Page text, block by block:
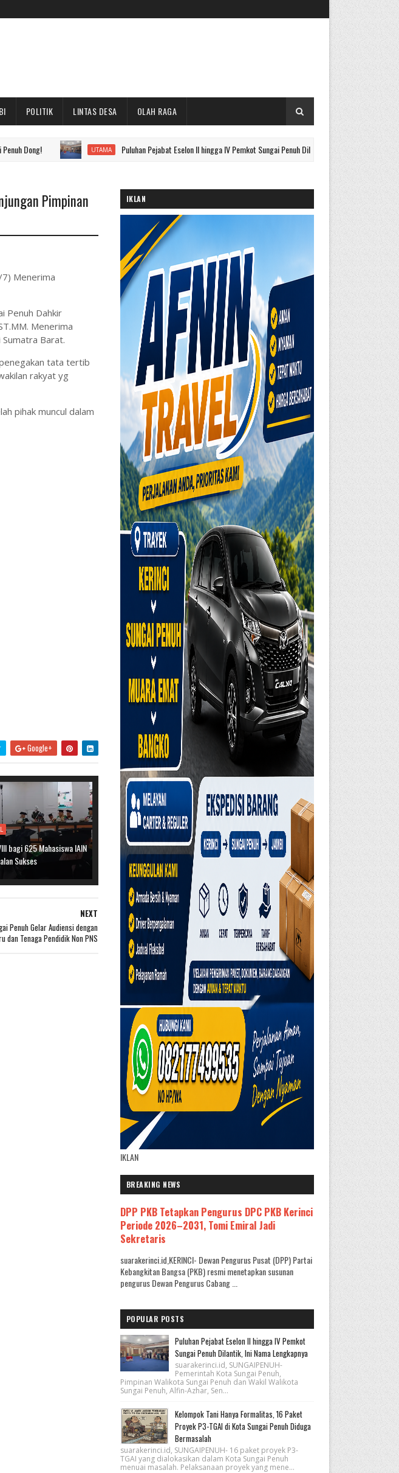
POLITIK LINTAS DESA OLAH RAGA
UTAMA Puluhan Pejabat Eselon II hingga IV Pemkot Sungai Penuh Dilantik, Ini Nama Lengkapnya
Pimpinan
7) Menerima
Penuh Dahkir
Menerima
Barat.
tata tertib
rakyat yg
pihak muncul dalam
Google+
bagi 625 Mahasiswa IAIN
Sukses
NEXT
Penuh Gelar Audiensi dengan
dan Tenaga Pendidik Non PNS
IKLAN
IKLAN
BREAKING NEWS
DPP PKB Tetapkan Pengurus DPC PKB Kerinci
Periode 2026–2031, Tomi Emiral Jadi
Sekretaris
suarakerinci.id,KERINCI- Dewan Pengurus Pusat (DPP) Partai
Kebangkitan Bangsa (PKB) resmi menetapkan susunan
pengurus Dewan Pengurus Cabang ...
POPULAR POSTS
Puluhan Pejabat Eselon II hingga IV Pemkot
Sungai Penuh Dilantik, Ini Nama Lengkapnya
suarakerinci.id, SUNGAIPENUH-
Pemerintah Kota Sungai Penuh,
Pimpinan Walikota Sungai Penuh dan Wakil Walikota
Sungai Penuh, Alfin-Azhar, Sen...
Kelompok Tani Hanya Formalitas, 16 Paket
Proyek P3-TGAI di Kota Sungai Penuh Diduga
Bermasalah
suarakerinci.id, SUNGAIPENUH- 16 paket proyek P3-
TGAI yang dialokasikan dalam Kota Sungai Penuh
menuai masalah. Pelaksanaan proyek yang mene...